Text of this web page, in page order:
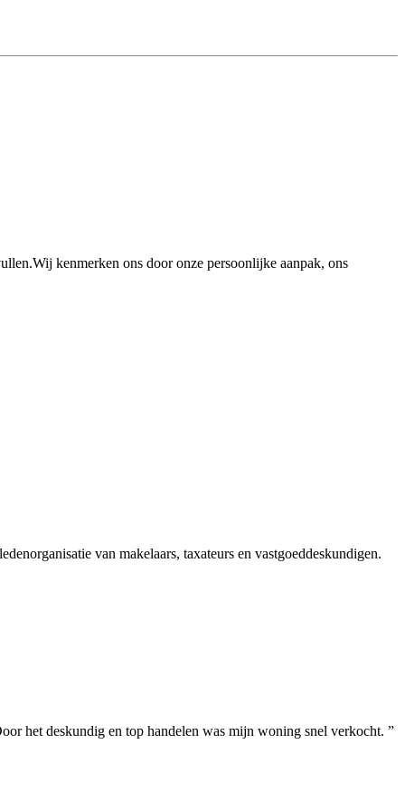
kenmerken ons door onze persoonlijke aanpak, ons
van makelaars, taxateurs en vastgoeddeskundigen.
het deskundig en top handelen was mijn woning snel verkocht. ”